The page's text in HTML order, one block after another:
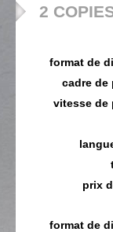
2
format de
cadre de
vitesse de
prix
format de